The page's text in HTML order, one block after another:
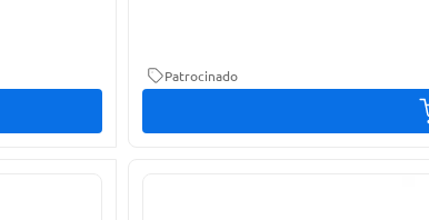
Patrocinado